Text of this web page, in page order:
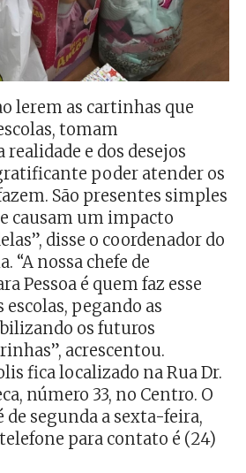
lerem as cartinhas que
tomam
e dos desejos
poder atender os
São presentes simples
causam um impacto
disse o coordenador do
“A nossa chefe de
Pessoa é quem faz esse
pegando as
os futuros
acrescentou.
fica localizado na Rua Dr.
número 33, no Centro. O
segunda a sexta-feira,
telefone para contato é (24)